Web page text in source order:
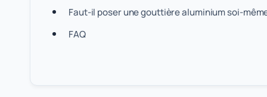
Faut-il poser une gouttière aluminium soi-
FAQ